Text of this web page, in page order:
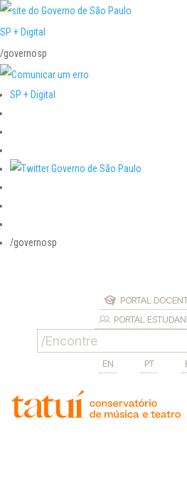
SP + Digital
/governosp
SP + Digital
/governosp
PORTAL
PORTAL
EN PT